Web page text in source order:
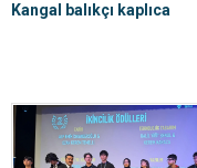
Kangal balıkçı kaplıca